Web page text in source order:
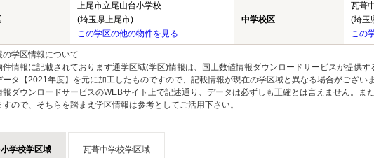
上尾市立尾山台小学校
(埼玉県上尾市)
この学区の他の物件を見る
中学校区
瓦葺
(埼玉
この
学区情報について
件情報に記載されております通学区域(学区)情報は、国土数値情報ダウンロードサービスが提供
ータ【2021年度】を元に加工したものですので、記載情報が現在の学区域と異なる場合がございま
報ダウンロードサービスのWEBサイト上で記述通り、データは必ずしも正確とは言えません。ま
ので、そちらを踏まえ学区情報は参考としてご活用下さい。
学校学区域 瓦葺中学校学区域